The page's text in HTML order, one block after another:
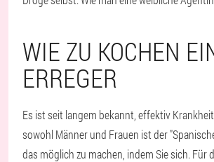
WIE ZU KOCHEN
ERREGER
Es ist seit langem bekannt, effektiv
sowohl Männer und Frauen ist der
das möglich zu machen, indem Sie sich. Für